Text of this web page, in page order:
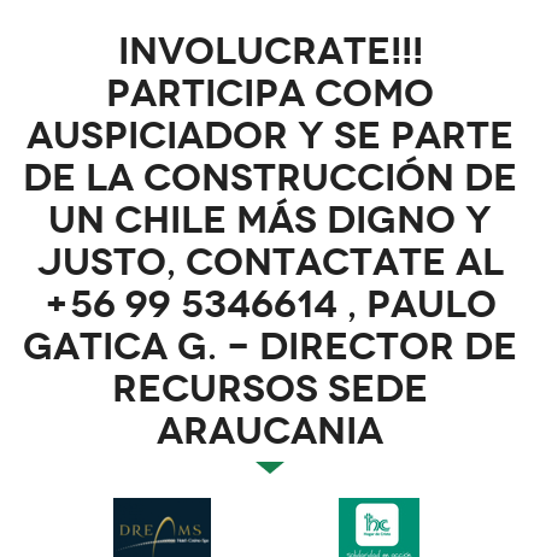
INVOLUCRATE!!!
PARTICIPA COMO
AUSPICIADOR Y SE PARTE
DE LA CONSTRUCCIÓN DE
UN CHILE MÁS DIGNO Y
JUSTO, CONTACTATE AL
+56 99 5346614 , PAULO
GATICA G. - DIRECTOR DE
RECURSOS SEDE
ARAUCANIA